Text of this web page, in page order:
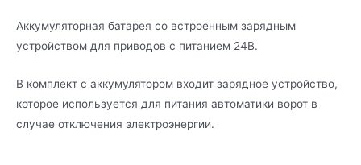
Аккумуляторная батарея со встроенным зарядным
устройством для приводов с питанием 24В.
В комплект с аккумулятором входит зарядное устройство,
которое используется для питания автоматики ворот в
случае отключения электроэнергии.